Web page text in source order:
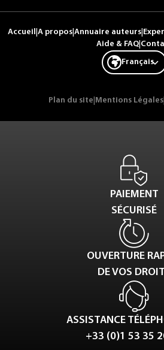
Accueil A propos Annuaire auteurs
Aide & FAQ|
Français
Plan du site Mentions Légales
PAIEMENT
SÉCURISÉ
OUVERTURE
DE VOS
ASSISTANCE
+33 (0)1 53 35